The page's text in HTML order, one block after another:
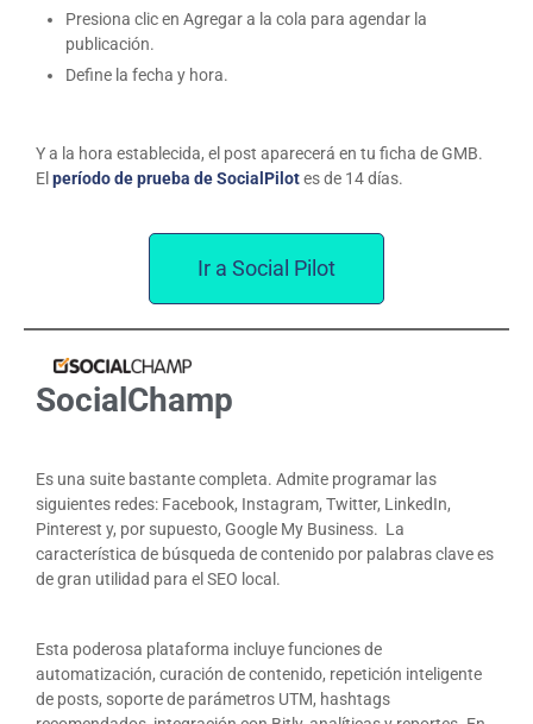
Presiona clic en Agregar a la cola para agendar la
publicación.
Define la fecha y hora.
Y a la hora establecida, el post aparecerá en tu ficha de GMB.
El período de prueba de SocialPilotes de 14 días.
Ir a Social Pilot
SocialChamp
Es una suite bastante completa. Admite programar las
siguientes redes: Facebook, Instagram, Twitter, LinkedIn,
Pinterest y, por supuesto, Google My Business. La
característica de búsqueda de contenido por palabras clave es
de gran utilidad para el SEO local.
Esta poderosa plataforma incluye funciones de
automatización, curación de contenido, repetición inteligente
de posts, soporte de parámetros UTM, hashtags